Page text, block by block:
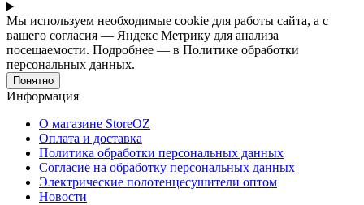
Мы используем необходимые cookie для работы сайта, а с
вашего согласия — Яндекс Метрику для анализа
посещаемости. Подробнее — в Политике обработки
персональных данных.
Понятно
Информация
О магазине StoreOZ
Оплата и доставка
Политика обработки персональных данных
Согласие на обработку персональных данных
Электрические полотенцесушители оптом
Новости